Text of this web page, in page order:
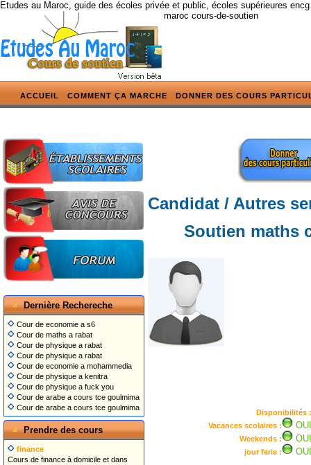
Etudes au Maroc, guide des écoles privée et public, écoles supérieures
maroc cours-de-soutien
ACCUEIL COMMENT ÇA MARCHE DONNER DES COURS
Dernière Rechereche
Cour de economie a s6
Cour de maths a rabat
Cour de physique a rabat
Cour de physique a rabat
Cour de economie a mohammedia
Cour de physique a kenitra
Cour de physique a fuck you
Cour de arabe a cours tce goulmima
Cour de arabe a cours tce goulmima
Prendre des cours
finance
Cours de finance à domicile et dans
Candidat / Autres
Soutien maths
Disponibilités :
Vacances scolaires :
OUI
Weekends : OUI
jour ferie : OUI